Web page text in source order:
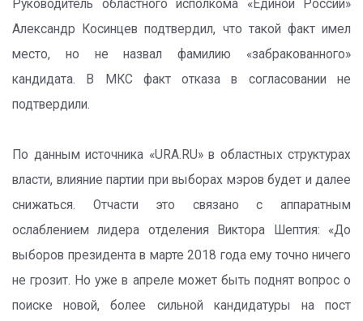
Руководитель областного исполкома «Единой России»
Александр Косинцев подтвердил, что такой факт имел
место, но не назвал фамилию «забракованного»
кандидата. В МКС факт отказа в согласовании не
подтвердили.
По данным источника «URA.RU» в областных структурах
власти, влияние партии при выборах мэров будет и далее
снижаться. Отчасти это связано с аппаратным
ослаблением лидера отделения Виктора Шептия: «До
выборов президента в марте 2018 года ему точно ничего
не грозит. Но уже в апреле может быть поднят вопрос о
поиске новой, более сильной кандидатуры на пост